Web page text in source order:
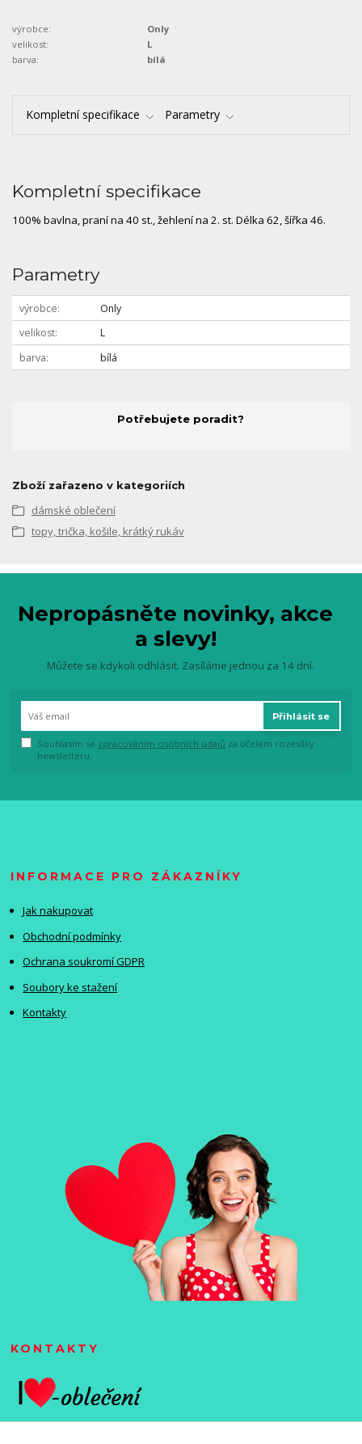
výrobce:
Only
velikost:
L
barva:
bílá
Kompletní specifikace Parametry
Kompletní specifikace
100% bavlna, praní na 40 st., žehlení na 2. st. Délka 62, šířka 46.
Parametry
výrobce
Only
velikost
L
barva
bílá
Potřebujete poradit?
Zboží zařazeno v kategoriích
dámské oblečení
topy, trička, košile, krátký rukáv
Nepropásněte novinky, akce
a slevy!
Můžete se kdykoli odhlásit. Zasíláme jednou za 14 dní.
Přihlásit se
Souhlasím se zpracováním osobních údajů za účelem rozesílky
newsletteru.
INFORMACE PRO ZÁKAZNÍKY
Jak nakupovat
Obchodní podmínky
Ochrana soukromí GDPR
Soubory ke stažení
Kontakty
KONTAKTY